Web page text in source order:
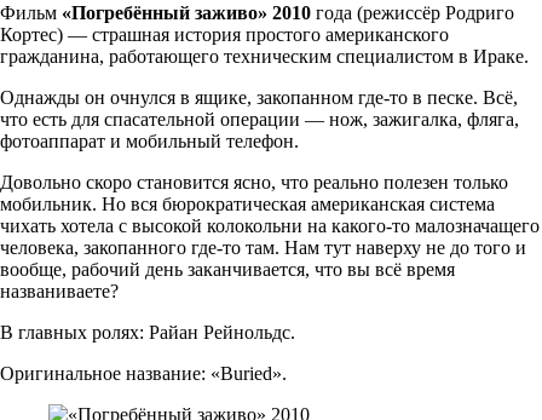
Фильм «Погребённый заживо» 2010 года (режиссёр Родриго
Кортес) — страшная история простого американского
гражданина, работающего техническим специалистом в Ираке.
Однажды он очнулся в ящике, закопанном где-то в песке. Всё,
что есть для спасательной операции — нож, зажигалка, фляга,
фотоаппарат и мобильный телефон.
Довольно скоро становится ясно, что реально полезен только
мобильник. Но вся бюрократическая американская система
чихать хотела с высокой колокольни на какого-то малозначащего
человека, закопанного где-то там. Нам тут наверху не до того и
вообще, рабочий день заканчивается, что вы всё время
названиваете?
В главных ролях: Райан Рейнольдс.
Оригинальное название: «Buried».